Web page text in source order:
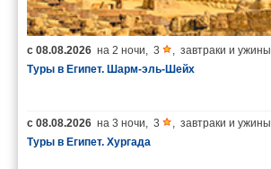
с 08.08.2026 на 2 ночи, 3 , завтраки и ужины
Туры в Египет. Шарм-эль-Шейх
с 08.08.2026 на 3 ночи, 3 , завтраки и ужины
Туры в Египет. Хургада